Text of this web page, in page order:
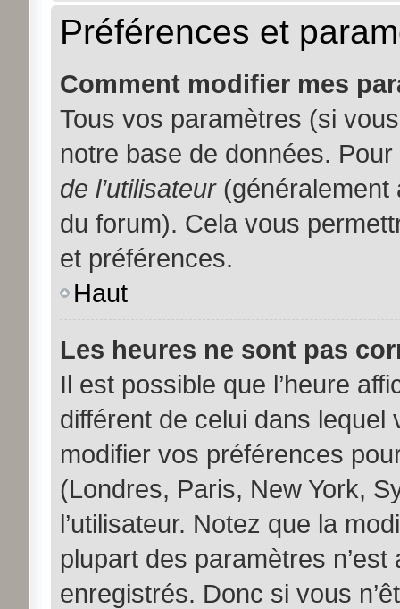
Préférences et
Comment modifier mes
Tous vos paramètres (si
notre base de données.
de l’utilisateur(généralement
du forum). Cela vous
et préférences.
Haut
Les heures ne sont pas
Il est possible que l’heure
différent de celui dans
modifier vos préférences
(Londres, Paris, New York,
l’utilisateur. Notez que la
plupart des paramètres
enregistrés. Donc si vous